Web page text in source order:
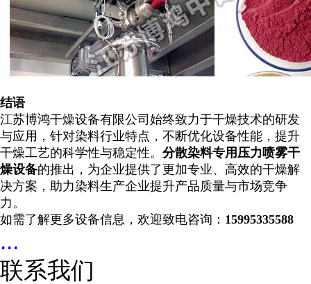
结语
江苏博鸿干燥设备有限公司始终致力于干燥技术的研发
与应用，针对染料行业特点，不断优化设备性能，提升
干燥工艺的科学性与稳定性。 分散染料专用压力喷雾干
燥设备的推出，为企业提供了更加专业、高效的干燥解
决方案，助力染料生产企业提升产品质量与市场竞争
力。
如需了解更多设备信息，欢迎致电咨询： 15995335588
...
联系我们